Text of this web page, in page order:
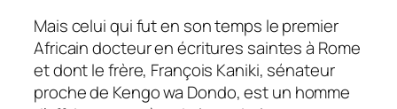
Mais celui qui fut en son temps le premier
Africain docteur en écritures saintes à Rome
et dont le frère, François Kaniki, sénateur
proche de Kengo wa Dondo, est un homme